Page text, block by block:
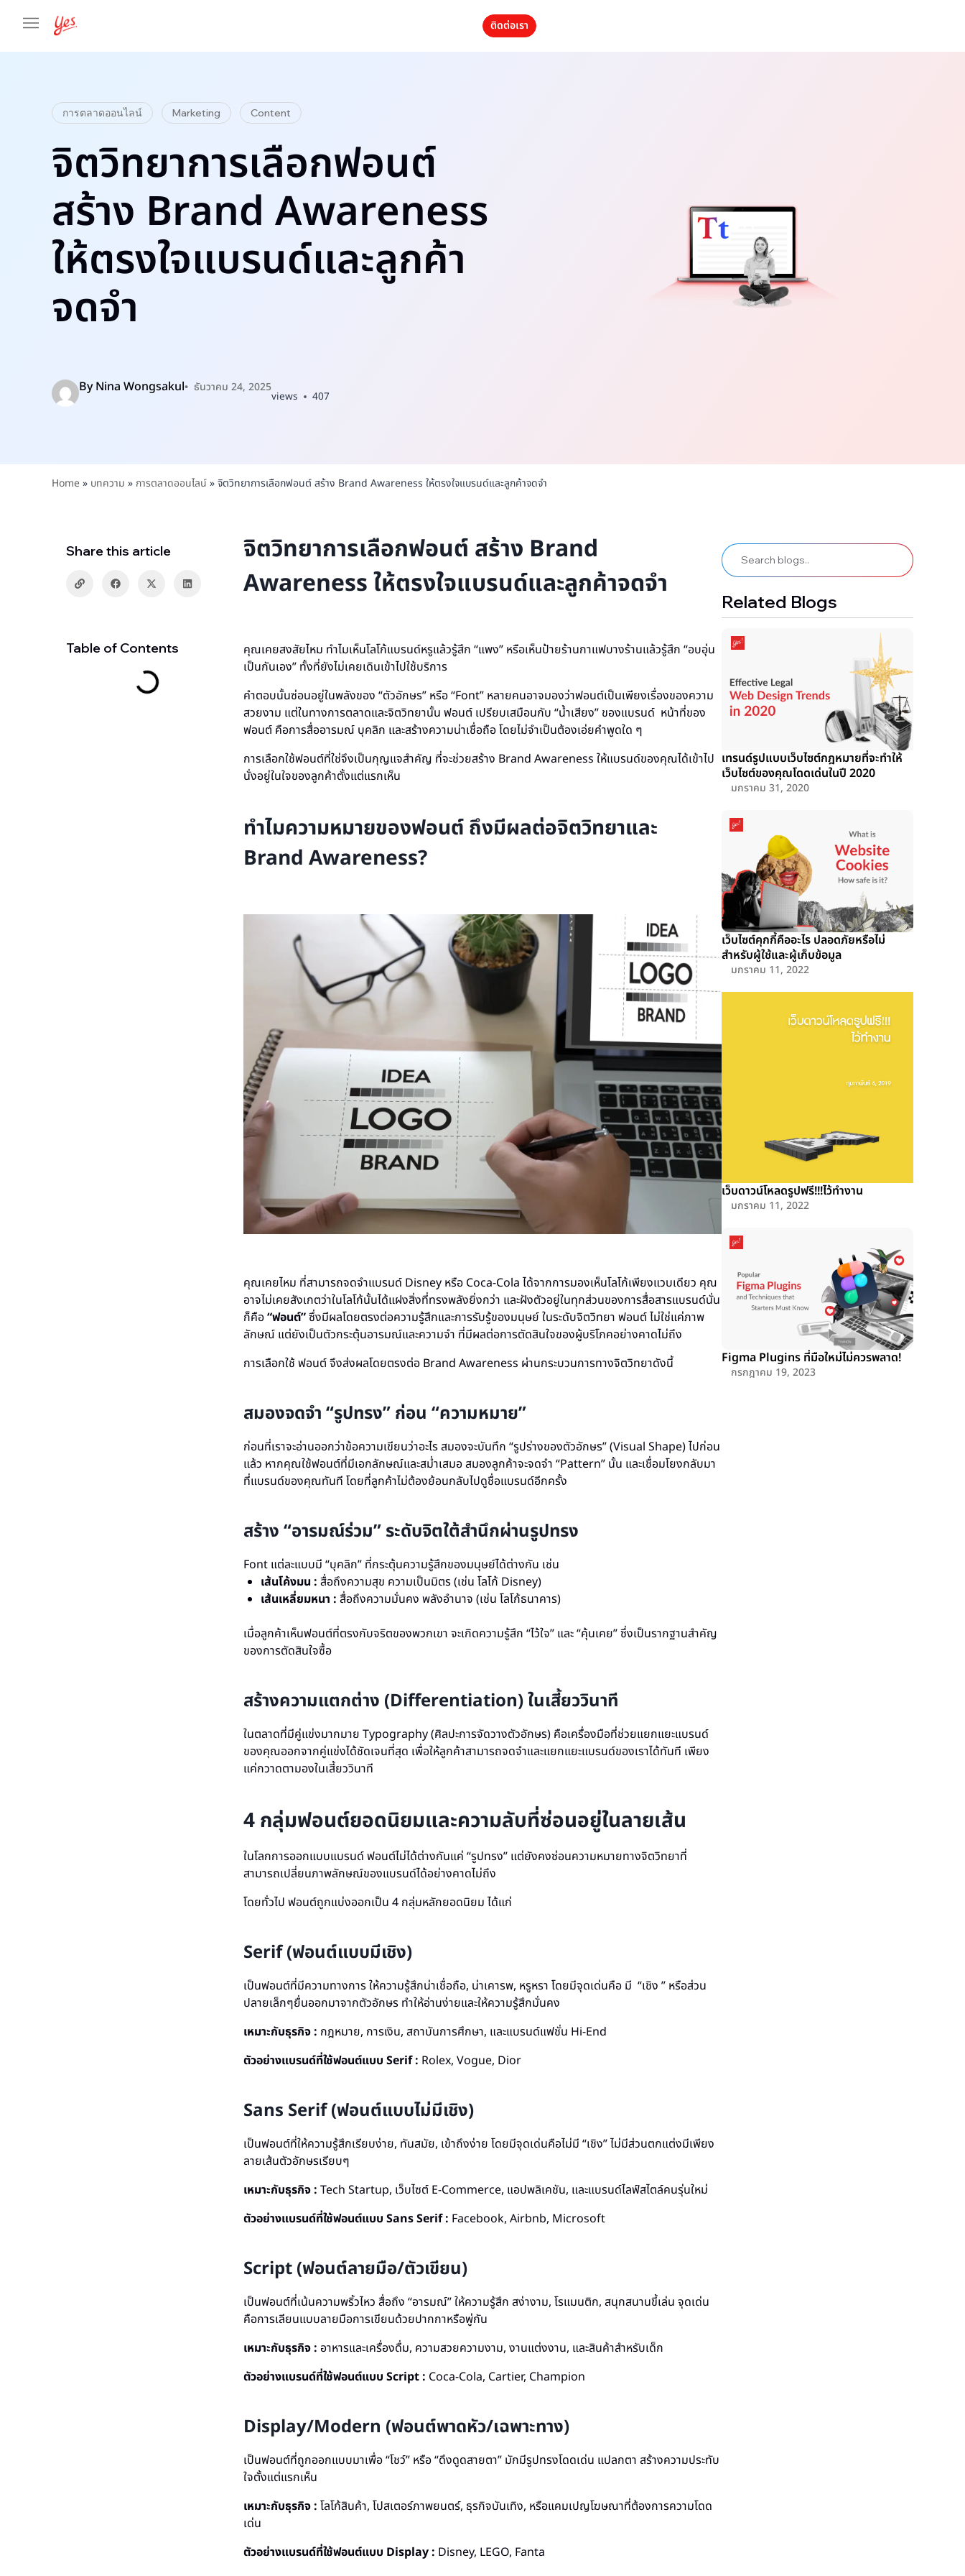
ติดต่อเรา
การตลาดออนไลน์ Marketing Content
จิตวิทยาการเลือกฟอนต์
สร้าง Brand Awareness
ให้ตรงใจแบรนด์และลูกค้า
จดจำ
ByNina Wongsakul ธันวาคม 24, 2025
views 407
Home» บทความ » การตลาดออนไลน์»จิตวิทยาการเลือกฟอนต์ สร้าง Brand Awareness ให้ตรงใจแบรนด์และลูกค้าจดจำ
Share this article
Table of Contents
จิตวิทยาการเลือกฟอนต์ สร้าง Brand
Awareness ให้ตรงใจแบรนด์และลูกค้าจดจำ
คุณเคยสงสัยไหม ทำไมเห็นโลโก้แบรนด์หรูแล้วรู้สึก “แพง” หรือเห็นป้ายร้านกาแฟบางร้านแล้วรู้สึก “อบอุ่น
เป็นกันเอง” ทั้งที่ยังไม่เคยเดินเข้าไปใช้บริการ
คำตอบนั้นซ่อนอยู่ในพลังของ “ตัวอักษร” หรือ “Font” หลายคนอาจมองว่าฟอนต์เป็นเพียงเรื่องของความ
สวยงาม แต่ในทางการตลาดและจิตวิทยานั้น ฟอนต์ เปรียบเสมือนกับ “น้ำเสียง” ของแบรนด์ หน้าที่ของ
ฟอนต์ คือการสื่ออารมณ์ บุคลิก และสร้างความน่าเชื่อถือ โดยไม่จำเป็นต้องเอ่ยคำพูดใด ๆ
การเลือกใช้ฟอนต์ที่ใช่จึงเป็นกุญแจสำคัญ ที่จะช่วยสร้าง Brand Awareness ให้แบรนด์ของคุณได้เข้าไป
นั่งอยู่ในใจของลูกค้าตั้งแต่แรกเห็น
ทำไมความหมายของฟอนต์ ถึงมีผลต่อจิตวิทยาและ
Brand Awareness?
คุณเคยไหม ที่สามารถจดจำแบรนด์ Disney หรือ Coca-Cola ได้จากการมองเห็นโลโก้เพียงแวบเดียว คุณ
อาจไม่เคยสังเกตว่าในโลโก้นั้นได้แฝงสิ่งที่ทรงพลังยิ่งกว่า และฝังตัวอยู่ในทุกส่วนของการสื่อสารแบรนด์นั่น
ก็คือ“ฟอนต์”ซึ่งมีผลโดยตรงต่อความรู้สึกและการรับรู้ของมนุษย์ ในระดับจิตวิทยา ฟอนต์ ไม่ใช่แค่ภาพ
ลักษณ์ แต่ยังเป็นตัวกระตุ้นอารมณ์และความจำ ที่มีผลต่อการตัดสินใจของผู้บริโภคอย่างคาดไม่ถึง
การเลือกใช้ ฟอนต์ จึงส่งผลโดยตรงต่อ Brand Awareness ผ่านกระบวนการทางจิตวิทยาดังนี้
สมองจดจำ “รูปทรง” ก่อน “ความหมาย”
ก่อนที่เราจะอ่านออกว่าข้อความเขียนว่าอะไร สมองจะบันทึก “รูปร่างของตัวอักษร” (Visual Shape) ไปก่อน
แล้ว หากคุณใช้ฟอนต์ที่มีเอกลักษณ์และสม่ำเสมอ สมองลูกค้าจะจดจำ “Pattern” นั้น และเชื่อมโยงกลับมา
ที่แบรนด์ของคุณทันที โดยที่ลูกค้าไม่ต้องย้อนกลับไปดูชื่อแบรนด์อีกครั้ง
สร้าง “อารมณ์ร่วม” ระดับจิตใต้สำนึกผ่านรูปทรง
Font แต่ละแบบมี “บุคลิก” ที่กระตุ้นความรู้สึกของมนุษย์ได้ต่างกัน เช่น
เส้นโค้งมน : สื่อถึงความสุข ความเป็นมิตร (เช่น โลโก้ Disney)
เส้นเหลี่ยมหนา : สื่อถึงความมั่นคง พลังอำนาจ (เช่น โลโก้ธนาคาร)
เมื่อลูกค้าเห็นฟอนต์ที่ตรงกับจริตของพวกเขา จะเกิดความรู้สึก “ไว้ใจ” และ “คุ้นเคย” ซึ่งเป็นรากฐานสำคัญ
ของการตัดสินใจซื้อ
สร้างความแตกต่าง (Differentiation) ในเสี้ยววินาที
ในตลาดที่มีคู่แข่งมากมาย Typography (ศิลปะการจัดวางตัวอักษร) คือเครื่องมือที่ช่วยแยกแยะแบรนด์
ของคุณออกจากคู่แข่งได้ชัดเจนที่สุด เพื่อให้ลูกค้าสามารถจดจำและแยกแยะแบรนด์ของเราได้ทันที เพียง
แค่กวาดตามองในเสี้ยววินาที
4 กลุ่มฟอนต์ยอดนิยมและความลับที่ซ่อนอยู่ในลายเส้น
ในโลกการออกแบบแบรนด์ ฟอนต์ไม่ได้ต่างกันแค่ “รูปทรง” แต่ยังคงซ่อนความหมายทางจิตวิทยาที่
สามารถเปลี่ยนภาพลักษณ์ของแบรนด์ได้อย่างคาดไม่ถึง
โดยทั่วไป ฟอนต์ถูกแบ่งออกเป็น 4 กลุ่มหลักยอดนิยม ได้แก่
Serif (ฟอนต์แบบมีเชิง)
เป็นฟอนต์ที่มีความทางการ ให้ความรู้สึกน่าเชื่อถือ, น่าเคารพ, หรูหรา โดยมีจุดเด่นคือ มี “เชิง ” หรือส่วน
ปลายเล็กๆยื่นออกมาจากตัวอักษร ทำให้อ่านง่ายและให้ความรู้สึกมั่นคง
เหมาะกับธุรกิจ : กฎหมาย, การเงิน, สถาบันการศึกษา, และแบรนด์แฟชั่น Hi-End
ตัวอย่างแบรนด์ที่ใช้ฟอนต์แบบ Serif : Rolex, Vogue, Dior
Sans Serif (ฟอนต์แบบไม่มีเชิง)
เป็นฟอนต์ที่ให้ความรู้สึกเรียบง่าย, ทันสมัย, เข้าถึงง่าย โดยมีจุดเด่นคือไม่มี “เชิง” ไม่มีส่วนตกแต่งมีเพียง
ลายเส้นตัวอักษรเรียบๆ
เหมาะกับธุรกิจ : Tech Startup, เว็บไซต์ E-Commerce, แอปพลิเคชัน, และแบรนด์ไลฟ์สไตล์คนรุ่นใหม่
ตัวอย่างแบรนด์ที่ใช้ฟอนต์แบบ Sans Serif : Facebook, Airbnb, Microsoft
Script (ฟอนต์ลายมือ/ตัวเขียน)
เป็นฟอนต์ที่เน้นความพริ้วไหว สื่อถึง “อารมณ์” ให้ความรู้สึก สง่างาม, โรแมนติก, สนุกสนานขี้เล่น จุดเด่น
คือการเลียนแบบลายมือการเขียนด้วยปากกาหรือพู่กัน
เหมาะกับธุรกิจ : อาหารและเครื่องดื่ม, ความสวยความงาม, งานแต่งงาน, และสินค้าสำหรับเด็ก
ตัวอย่างแบรนด์ที่ใช้ฟอนต์แบบ Script : Coca-Cola, Cartier, Champion
Display/Modern (ฟอนต์พาดหัว/เฉพาะทาง)
เป็นฟอนต์ที่ถูกออกแบบมาเพื่อ “โชว์” หรือ “ดึงดูดสายตา” มักมีรูปทรงโดดเด่น แปลกตา สร้างความประทับ
ใจตั้งแต่แรกเห็น
เหมาะกับธุรกิจ : โลโก้สินค้า, โปสเตอร์ภาพยนตร์, ธุรกิจบันเทิง, หรือแคมเปญโฆษณาที่ต้องการความโดด
เด่น
ตัวอย่างแบรนด์ที่ใช้ฟอนต์แบบ Display : Disney, LEGO, Fanta
Related Blogs
เทรนด์รูปแบบเว็บไซต์กฎหมายที่จะทำให้
เว็บไซต์ของคุณโดดเด่นในปี 2020
มกราคม 31, 2020
เว็บไซต์คุกกี้คืออะไร ปลอดภัยหรือไม่
สำหรับผู้ใช้และผู้เก็บข้อมูล
มกราคม 11, 2022
เว็บดาวน์โหลดรูปฟรี!!!ไว้ทำงาน
มกราคม 11, 2022
Figma Plugins ที่มือใหม่ไม่ควรพลาด!
กรกฎาคม 19, 2023